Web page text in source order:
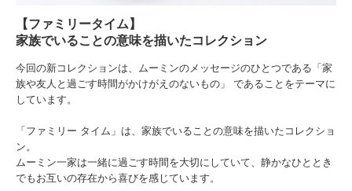
【ファミリータイム】
家族でいることの意味を描いたコレクション
今回の新コレクションは、ムーミンのメッセージのひとつである「家
族や友人と過ごす時間がかけがえのないもの」 であることをテーマに
しています。
「ファミリー タイム」は、家族でいることの意味を描いたコレクショ
ン。
ムーミン一家は一緒に過ごす時間を大切にしていて、静かなひととき
でもお互いの存在から喜びを感じています。